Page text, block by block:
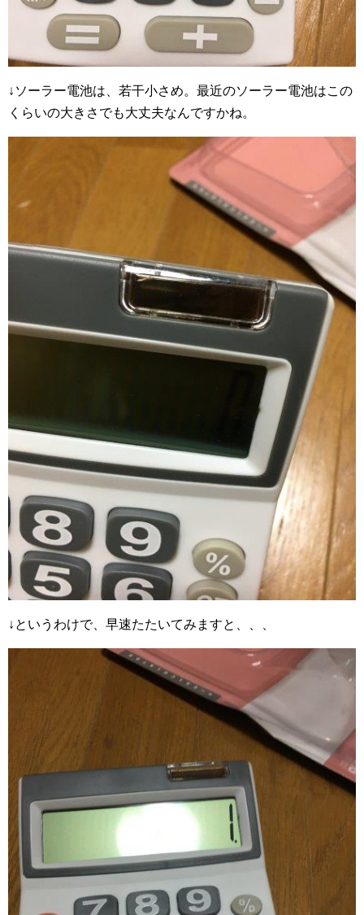
↓ソーラー電池は、若干小さめ。最近のソーラー電池はこの
くらいの大きさでも大丈夫なんですかね。
↓というわけで、早速たたいてみますと、、、